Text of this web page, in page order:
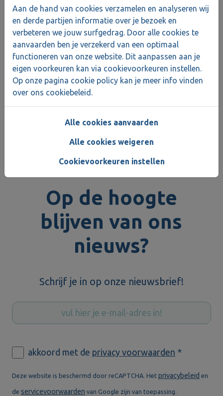
De geselecteerde kandidaten worden door
het IFG uitgenodigd voor een informatiesessie.
Tijdens deze sessie legt het IFG uit hoe het
project tijdens de opleiding zal verlopen.
Let op! Het volgen van deze sessie is sterk
Op de hoogte
blijven van ons
nieuws?
Schrijf je in op onze nieuwsbrief!
akkoord met de privacy voorwaarden *
Deze website is beschermd door reCAPTCHA. Het privacybeleid en
de servicevoorwaarden van Google zijn van toepassing.
Aan de hand van cookies verzamelen en analyseren wij
en derde partijen informatie over je bezoek en
verbeteren we jouw surfgedrag. Door alle cookies te
aanvaarden ben je verzekerd van een optimaal
functioneren van onze website. Dit aanpassen aan je
eigen voorkeuren kan via cookievoorkeuren instellen.
Op onze pagina cookie policy kan je meer info vinden
over ons cookiebeleid.
Alle cookies aanvaarden
Alle cookies weigeren
Cookievoorkeuren instellen